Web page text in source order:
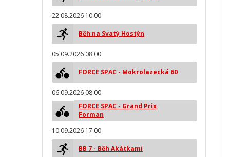
22.08.2026 10:00
Běh na Svatý Hostýn
05.09.2026 08:00
FORCE SPAC - Mokrolazecká 60
06.09.2026 08:00
FORCE SPAC - Grand Prix
Forman
10.09.2026 17:00
BB 7 - Běh Akátkami